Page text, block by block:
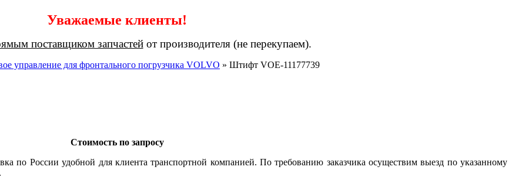
Уважаемые клиенты!
поставщиком запчастейот производителя (не перекупаем).
управление для фронтального погрузчика VOLVO » Штифт VOE-11177739
Стоимость по запросу
по России удобной для клиента транспортной компанией. По требованию заказчика осуществим выезд по указанному